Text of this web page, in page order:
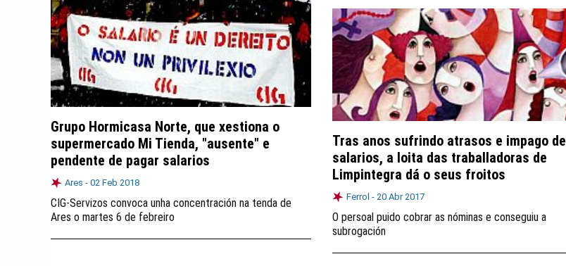
Grupo Hormicasa Norte, que xestiona o
supermercado Mi Tienda, "ausente" e
pendente de pagar salarios
Ares - 02 Feb 2018
CIG-Servizos convoca unha concentración na tenda de
Ares o martes 6 de febreiro
Tras anos sufrindo atrasos e impago de
salarios, a loita das traballadoras de
Limpintegra dá o seus froitos
Ferrol - 20 Abr 2017
O persoal puido cobrar as nóminas e conseguiu a
subrogación